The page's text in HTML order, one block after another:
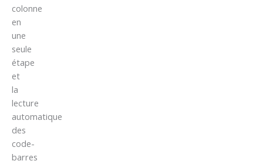
colonne
en
une
seule
étape
et
la
lecture
automatique
des
code-
barres